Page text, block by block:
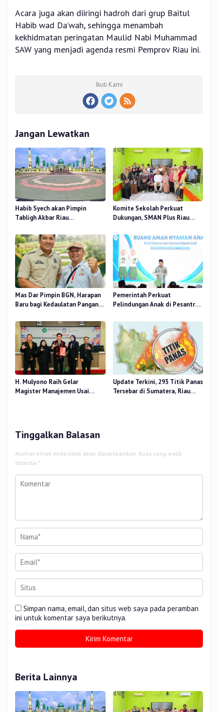
Acara juga akan diiringi hadroh dari grup Baitul
Habib wad Da’wah, sehingga menambah
kekhidmatan peringatan Maulid Nabi Muhammad
SAW yang menjadi agenda resmi Pemprov Riau ini.
Ikuti Kami
Jangan Lewatkan
Habib Syech akan Pimpin
Tabligh Akbar Riau
Nur, Besok
Komite Sekolah Perkuat
Dukungan, SMAN Plus Riau
Pendidikan
Mas Dar Pimpin BGN, Harapan
Baru bagi Kedaulatan Pangan
Pemerintah Perkuat
Pelindungan Anak di Pesantren
RANA
H. Mulyono Raih Gelar
Magister Manajemen Usai
Update Terkini, 293 Titik Panas
Tersebar di Sumatera, Riau
Tinggalkan Balasan
Alamat email Anda tidak akan dipublikasikan. Ruas yang wajib
ditandai *
Simpan nama, email, dan situs web saya pada peramban
ini untuk komentar saya berikutnya.
Berita Lainnya